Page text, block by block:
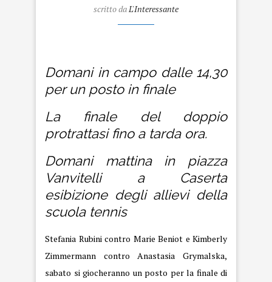
scritto da L'Interessante
Domani in campo dalle 14,30
per un posto in finale
La finale del doppio
protrattasi fino a tarda ora.
Domani mattina in piazza
Vanvitelli a Caserta
esibizione degli allievi della
scuola tennis
Stefania Rubini contro Marie Beniot e Kimberly
Zimmermann contro Anastasia Grymalska,
sabato si giocheranno un posto per la finale di